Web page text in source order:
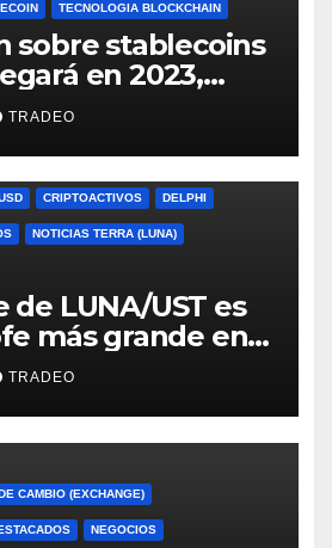
TECNOLOGIA BLOCKCHAIN
sobre stablecoins
en 2023,
Association
TRADEO
CRIPTOACTIVOS DELPHI
NOTICIAS TERRA (LUNA)
de LUNA/UST es
más grande en
Mt. Gox, señala
TRADEO
CAMBIO (EXCHANGE)
NEGOCIOS